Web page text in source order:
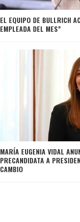
EL EQUIPO DE BULLRICH
EMPLEADA DEL MES”
MARÍA EUGENIA VIDAL
PRECANDIDATA A
CAMBIO